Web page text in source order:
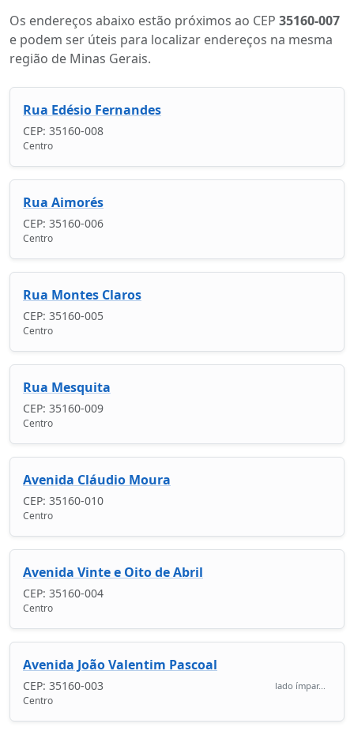
Os endereços abaixo estão próximos ao CEP 35160-007
e podem ser úteis para localizar endereços na mesma
região de Minas Gerais.
Rua Edésio Fernandes
CEP: 35160-008
Centro
Rua Aimorés
CEP: 35160-006
Centro
Rua Montes Claros
CEP: 35160-005
Centro
Rua Mesquita
CEP: 35160-009
Centro
Avenida Cláudio Moura
CEP: 35160-010
Centro
Avenida Vinte e Oito de Abril
CEP: 35160-004
Centro
Avenida João Valentim Pascoal
CEP: 35160-003 lado ímpar...
Centro